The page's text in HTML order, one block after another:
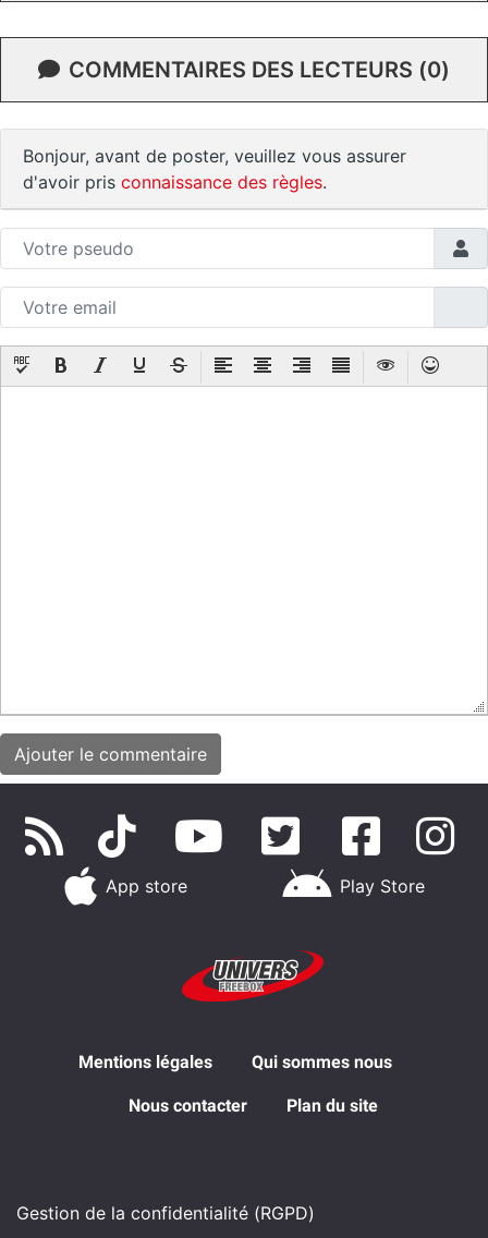
COMMENTAIRES DES LECTEURS (0)
Bonjour, avant de poster, veuillez vous assurer
d'avoir pris connaissance des règles.
App store Play Store
Mentions légales Qui sommes nous
Nous contacter Plan du site
Gestion de la confidentialité (RGPD)